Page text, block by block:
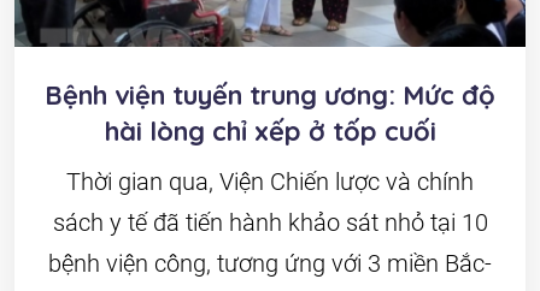
Bệnh viện tuyến trung ương: Mức độ
hài lòng chỉ xếp ở tốp cuối
Thời gian qua, Viện Chiến lược và chính
sách y tế đã tiến hành khảo sát nhỏ tại 10
bệnh viện công, tương ứng với 3 miền Bắc-